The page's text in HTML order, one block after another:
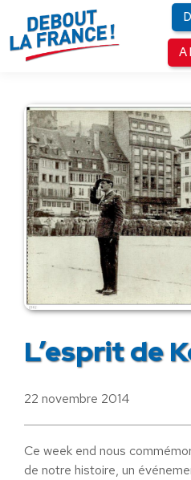
L’esprit de
22 novembre 2014
Ce week end nous
de notre histoire, un
Panneau de gestion des cookies